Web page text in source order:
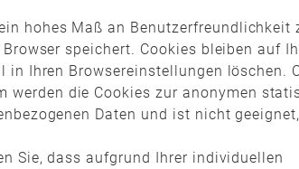
hohes Maß an Benutzerfreundlichkeit
speichert. Cookies bleiben auf
Ihren Browsereinstellungen löschen.
werden die Cookies zur anonymen
Daten und ist nicht
Sie, dass aufgrund Ihrer individuellen